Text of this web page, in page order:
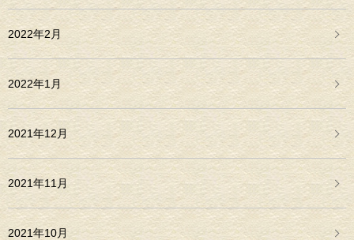
2022年2月
2022年1月
2021年12月
2021年11月
2021年10月